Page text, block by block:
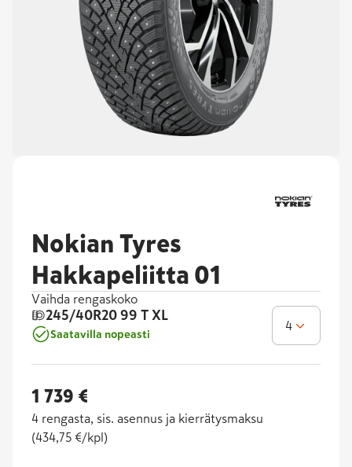
Nokian Tyres
Hakkapeliitta 01
Vaihda rengaskoko
245/40R20 99 T XL
Saatavilla nopeasti
4
1 739 €
4 rengasta, sis. asennus ja kierrätysmaksu
(434,75 €/kpl )